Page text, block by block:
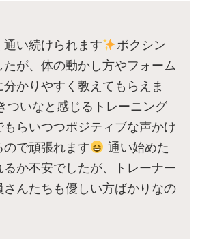
通い続けられます
ボクシン
たが、体の動かし方やフォーム
分かりやすく教えてもらえま
ついなと感じるトレーニング
もらいつつポジティブな声かけ
ので頑張れます
通い始めた
るか不安でしたが、トレーナー
さんたちも優しい方ばかりなの